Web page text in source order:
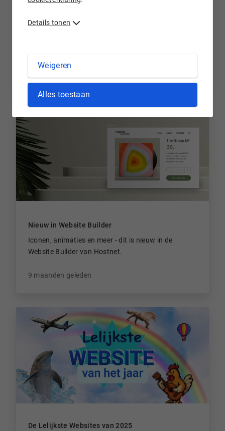
Details tonen
Weigeren
Alles toestaan
Rondom de feestdagen heeft onze Klantenservice
Nieuw in Website Builder
Iconen, animaties en meer - dit is nieuw in de
Website Builder van Hostnet.
9 maanden geleden
De Lelijkste Websites van 2025